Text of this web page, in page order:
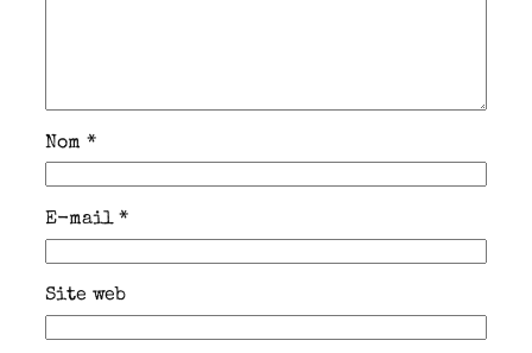
Nom *
E-mail*
Site web